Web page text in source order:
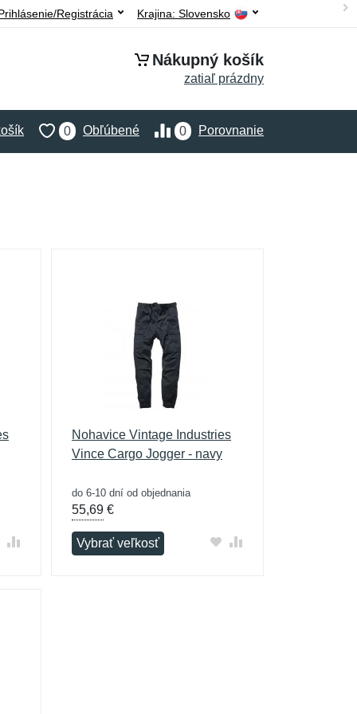
Krajina: Slovensko
Registrácia
Nákupný košík
zatiaľ prázdny
0 Porovnanie
0 Obľúbené
Nohavice Vintage Industries
Vince Cargo Jogger - navy
do 6-10 dní od objednania
55,69€
Vybrať veľkosť